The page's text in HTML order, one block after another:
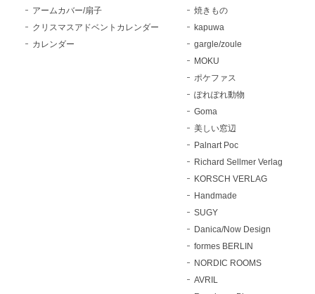
アームカバー/扇子
クリスマスアドベントカレンダー
カレンダー
焼きもの
kapuwa
gargle/zoule
MOKU
ポケファス
ぽれぽれ動物
Goma
美しい窓辺
Palnart Poc
Richard Sellmer Verlag
KORSCH VERLAG
Handmade
SUGY
Danica/Now Design
formes BERLIN
NORDIC ROOMS
AVRIL